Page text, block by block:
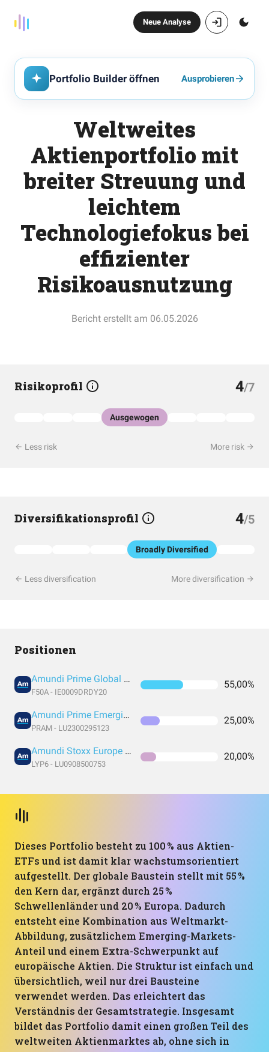
Neue Analyse
Portfolio Builder öffnen Ausprobieren
Weltweites
Aktienportfolio mit
breiter Streuung und
leichtem
Technologiefokus bei
effizienter
Risikoausnutzung
Bericht erstellt am 06.05.2026
Risikoprofil 4/7
Ausgewogen
Less risk More risk
Diversifikationsprofil 4/5
Broadly Diversified
Less diversification More diversification
Positionen
Amundi Prime Global UCITS ETF Acc EUR
F50A - IE0009DRDY20
55,00%
Amundi Prime Emerging Markets UCITS ETF DR (C)
PRAM - LU2300295123
25,00%
Amundi Stoxx Europe 600 UCITS ETF C EUR
LYP6 - LU0908500753
20,00%
Dieses Portfolio besteht zu 100 % aus Aktien-
ETFs und ist damit klar wachstumsorientiert
aufgestellt. Der globale Baustein stellt mit 55 %
den Kern dar, ergänzt durch 25 %
Schwellenländer und 20 % Europa. Dadurch
entsteht eine Kombination aus Weltmarkt-
Abbildung, zusätzlichem Emerging-Markets-
Anteil und einem Extra-Schwerpunkt auf
europäische Aktien. Die Struktur ist einfach und
übersichtlich, weil nur drei Bausteine
verwendet werden. Das erleichtert das
Verständnis der Gesamtstrategie. Insgesamt
bildet das Portfolio damit einen großen Teil des
weltweiten Aktienmarktes ab, ohne sich in